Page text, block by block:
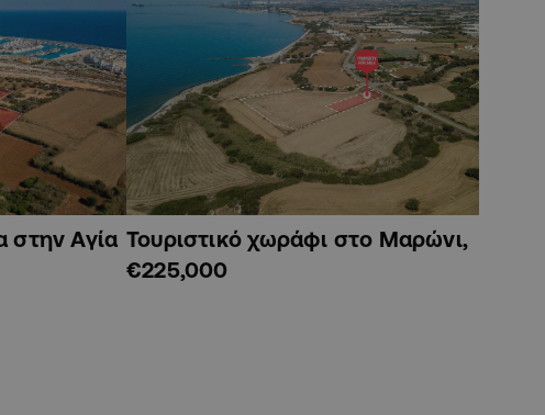
στην Αγία Τουριστικό χωράφι στο Μαρώνι,
€225,000